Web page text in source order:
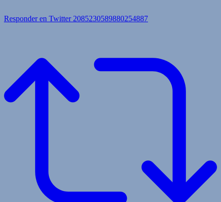
Responder en Twitter 2085230589880254887